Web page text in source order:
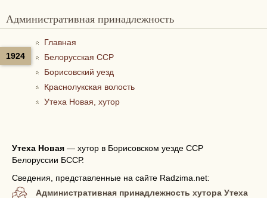
Административная принадлежность
1924
Главная
Белорусская ССР
Борисовский уезд
Краснолукская волость
Утеха Новая, хутор
Утеха Новая — хутор в Борисовском уезде ССР
Белоруссии БССР.
Сведения, представленные на сайте Radzima.net:
Административная принадлежность хутора Утеха